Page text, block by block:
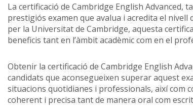
La certificació de Cambridge English Advanced,
prestigiós examen que avalua i acredita el nivell
per la Universitat de Cambridge, aquesta
beneficis tant en l’àmbit acadèmic com en el
Obtenir la certificació de Cambridge English
candidats que aconsegueixen superar aquest
situacions quotidianes i professionals, així com
coherent i precisa tant de manera oral com